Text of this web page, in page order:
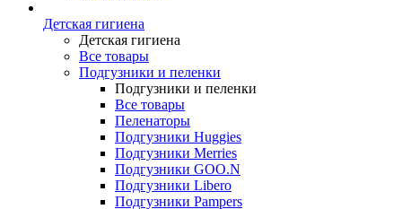
Детская гигиена
Детская гигиена
Все товары
Подгузники и пеленки
Подгузники и пеленки
Все товары
Пеленаторы
Подгузники Huggies
Подгузники Merries
Подгузники GOO.N
Подгузники Libero
Подгузники Pampers